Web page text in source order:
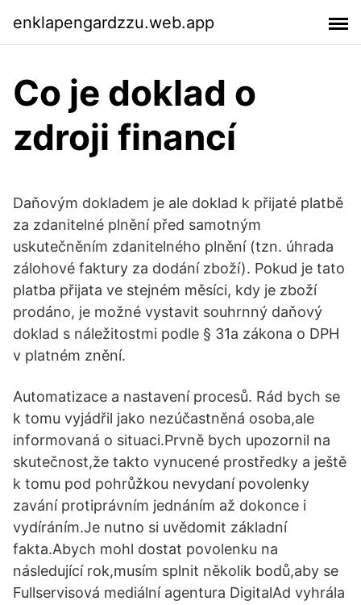
enklapengardzzu.web.app
Co je doklad o
zdroji financí
Daňovým dokladem je ale doklad k přijaté platbě
za zdanitelné plnění před samotným
uskutečněním zdanitelného plnění (tzn. úhrada
zálohové faktury za dodání zboží). Pokud je tato
platba přijata ve stejném měsíci, kdy je zboží
prodáno, je možné vystavit souhrnný daňový
doklad s náležitostmi podle § 31a zákona o DPH
v platném znění.
Automatizace a nastavení procesů. Rád bych se
k tomu vyjádřil jako nezúčastněná osoba,ale
informovaná o situaci.Prvně bych upozornil na
skutečnost,že takto vynucené prostředky a ještě
k tomu pod pohrůžkou nevydaní povolenky
zavání protiprávním jednáním až dokonce i
vydíráním.Je nutno si uvědomit základní
fakta.Abych mohl dostat povolenku na
následující rok,musím splnit několik bodů,aby se
Fullservisová mediální agentura DigitalAd vyhrála